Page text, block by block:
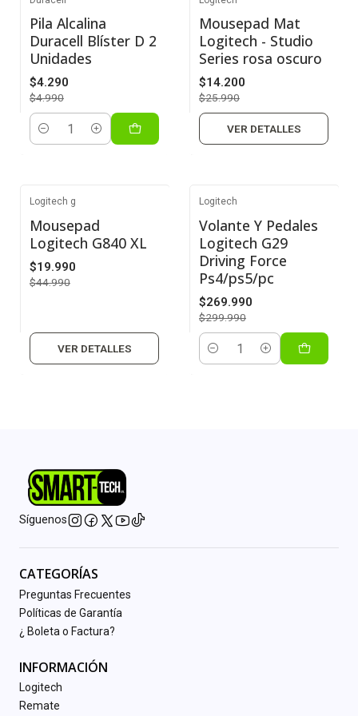
-14%
Pila Alcalina
Duracell Blíster D 2
Unidades
$4.290
$4.990
Cantidad
-45%
Agotado
Mousepad Mat
Logitech - Studio
Series rosa oscuro
$14.200
$25.990
VER DETALLES
-56%
Agotado
Logitech g
Mousepad
Logitech G840 XL
$19.990
$44.990
VER DETALLES
-10%
Logitech
Volante Y Pedales
Logitech G29
Driving Force
Ps4/ps5/pc
$269.990
$299.990
Cantidad
Síguenos
CATEGORÍAS
Preguntas Frecuentes
Políticas de Garantía
¿ Boleta o Factura?
INFORMACIÓN
Logitech
Remate